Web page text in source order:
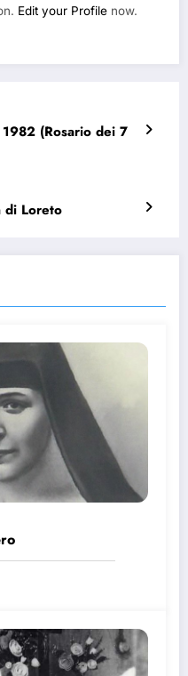
Edit your Profile now.
(Rosario dei 7
di Loreto